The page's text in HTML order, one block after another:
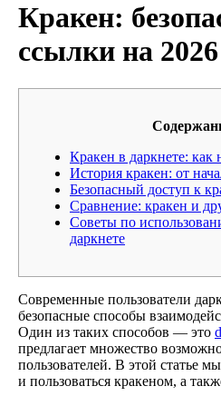
Кракен:
ссылки на 2026
Кракен в даркнете: как
История кракен: от
Безопасный доступ к
Сравнение: кракен и
Советы по
даркнете
Современные пользователи
безопасные способы
Один из таких способов — это
предлагает множество
пользователей. В этой статье
и пользоваться кракеном, а